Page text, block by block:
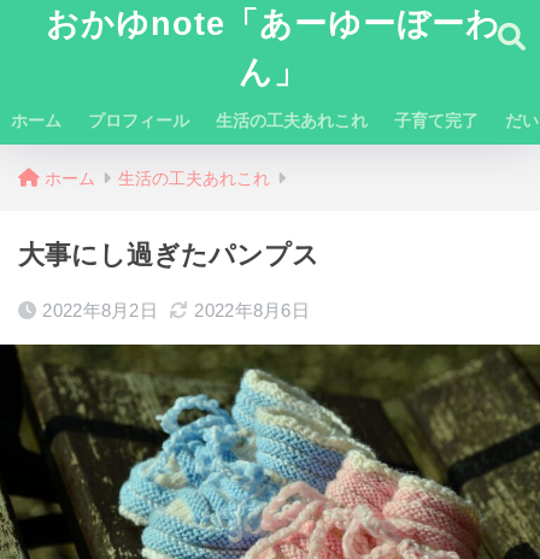
おかゆnote「あーゆーぼーわ
ん」
ホーム プロフィール 生活の工夫あれこれ 子育て完了 だ
ホーム 生活の工夫あれこれ
大事にし過ぎたパンプス
2022年8月2日 2022年8月6日